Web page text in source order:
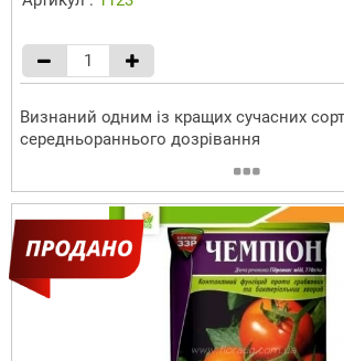
Визнаний одним із кращих сучасних
середньораннього дозрівання